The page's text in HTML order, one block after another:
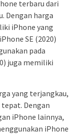
terbaru dari
Dengan harga
iPhone yang
SE (2020)
pada
juga memiliki
yang terjangkau,
tepat. Dengan
iPhone lainnya,
iPhone